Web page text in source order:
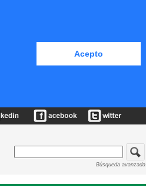
Acepto
Búsqueda avanzada